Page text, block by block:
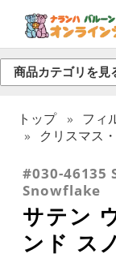
商品カテゴリを見
トップ フィ
クリスマス
#030-46135
Snowflake
サテン
ンド ス